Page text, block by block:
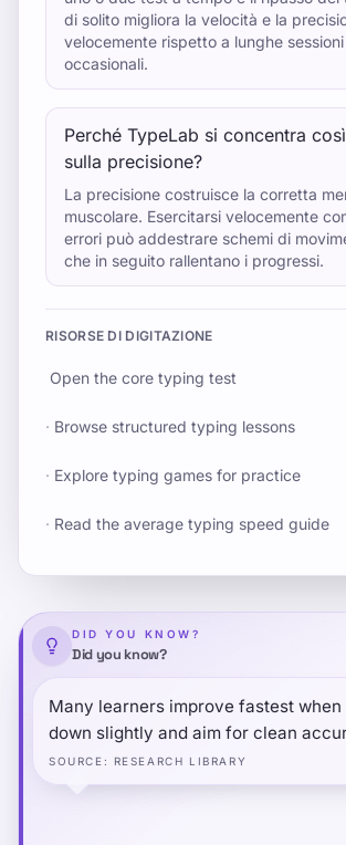
di solito migliora la velocità e la
velocemente rispetto a lunghe sessioni
occasionali.
Perché TypeLab si concentra
sulla precisione?
La precisione costruisce la corretta
muscolare. Esercitarsi velocemente
errori può addestrare schemi di
che in seguito rallentano i progressi.
RISORSE DI DIGITAZIONE
Open the core typing test
· Browse structured typing lessons
· Explore typing games for practice
· Read the average typing speed guide
DID YOU KNOW?
Did you know?
Many learners improve fastest
down slightly and aim for clean
SOURCE : RESEARCH LIBRARY